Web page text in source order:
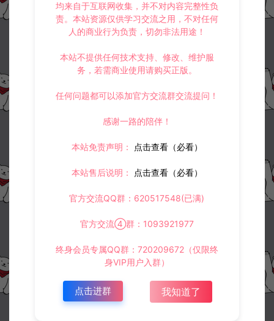
阿泽源码网 小游戏H5
三网H5休闲游戏【飞机驾驶高手H5】2
月最新整理Linux手工服务端+Win一键服务端+解压即玩+简易安卓客户端
下一篇：
均来自于互联网收集，并不对内容完整性负
责。本站资源仅供学习交流之用，不对任何
人的商业行为负责，切勿非法用途！
本站不提供任何技术支持、修改、维护服
务，若需商业使用请购买正版。
任何问题都可以添加官方交流群交流提问！
感谢一路的陪伴！
本站免责声明： 点击查看（必看）
本站售后说明： 点击查看（必看）
官方交流QQ群：620517548(已满)
官方交流④群：1093921977
终身会员专属QQ群：720209672（仅限终
身VIP用户入群）
点击进群 我知道了